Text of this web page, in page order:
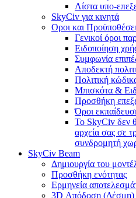
Λίστα υπο-
SkyCiv για κινητά
Οροι και
Γενικοί όροι
Ειδοποίηση
Συμφωνία
Αποδεκτή
Πολιτική
Μπισκότα &
Προσθήκη
Όροι
Το SkyCiv δεν
αρχεία σας σε
συνδρομητή
SkyCiv Beam
Δημιουργία του
Προσθήκη ενότητας
Ερμηνεία
3D Απόδοση (Δέσμη)